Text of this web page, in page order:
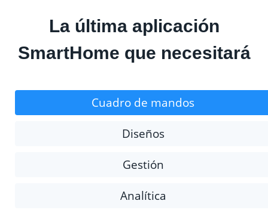
La última aplicación
SmartHome que necesitará
Cuadro de mandos
Diseños
Gestión
Analítica